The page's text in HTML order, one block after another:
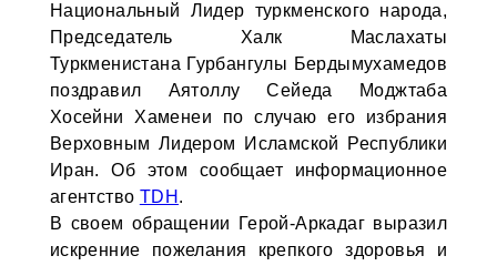
Национальный Лидер туркменского народа,
Председатель Халк Маслахаты
Туркменистана Гурбангулы Бердымухамедов
поздравил Аятоллу Сейеда Моджтаба
Хосейни Хаменеи по случаю его избрания
Верховным Лидером Исламской Республики
Иран. Об этом сообщает информационное
агентство TDH .
В своем обращении Герой-Аркадаг выразил
искренние пожелания крепкого здоровья и